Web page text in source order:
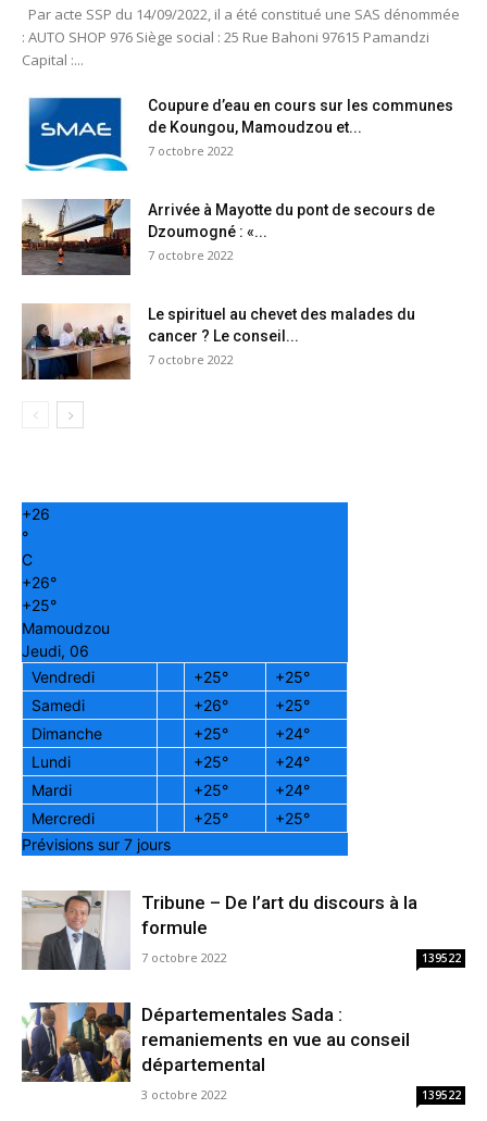
Par acte SSP du 14/09/2022, il a été constitué une SAS dénommée
: AUTO SHOP 976 Siège social : 25 Rue Bahoni 97615 Pamandzi
Capital :...
Coupure d’eau en cours sur les communes
de Koungou, Mamoudzou et...
7 octobre 2022
Arrivée à Mayotte du pont de secours de
Dzoumogné : «...
7 octobre 2022
Le spirituel au chevet des malades du
cancer ? Le conseil...
7 octobre 2022
+26
°
C
+26°
+25°
Mamoudzou
Jeudi, 06
Vendredi
+25° +25°
Samedi
+26° +25°
Dimanche
+25° +24°
Lundi
+25° +24°
Mardi
+25° +24°
Mercredi
+25° +25°
Prévisions sur 7 jours
Tribune – De l’art du discours à la
formule
7 octobre 2022 139522
Départementales Sada :
remaniements en vue au conseil
départemental
3 octobre 2022 139522